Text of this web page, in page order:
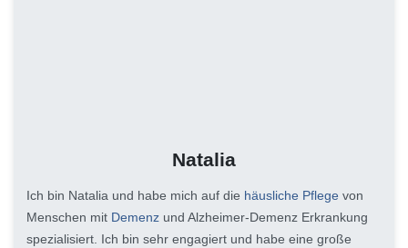
Natalia
Ich bin Natalia und habe mich auf die häusliche Pflege von
Menschen mit Demenz und Alzheimer-Demenz Erkrankung
spezialisiert. Ich bin sehr engagiert und habe eine große